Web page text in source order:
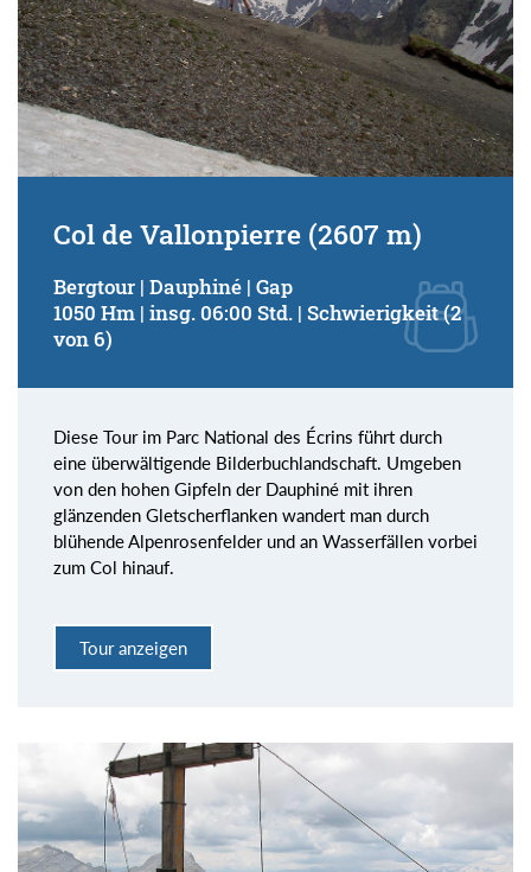
Col de Vallonpierre (2607 m)
Bergtour | Dauphiné | Gap
1050 Hm | insg. 06:00 Std. | Schwierigkeit (2
von 6)
Diese Tour im Parc National des Écrins führt durch
eine überwältigende Bilderbuchlandschaft. Umgeben
von den hohen Gipfeln der Dauphiné mit ihren
glänzenden Gletscherflanken wandert man durch
blühende Alpenrosenfelder und an Wasserfällen vorbei
zum Col hinauf.
Tour anzeigen